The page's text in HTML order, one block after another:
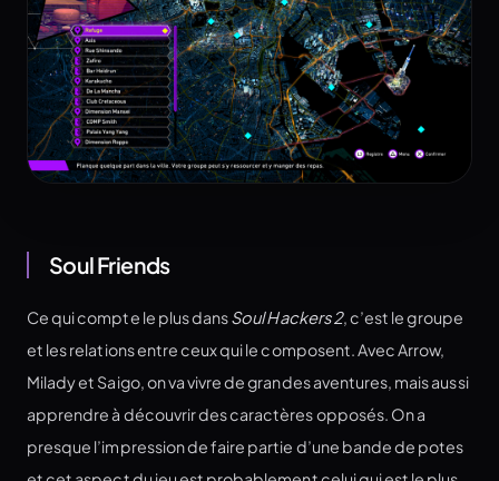
Soul Friends
Ce qui compte le plus dansSoul Hackers 2, c’est le groupe
et les relations entre ceux qui le composent. Avec Arrow,
Milady et Saigo, on va vivre de grandes aventures, mais aussi
apprendre à découvrir des caractères opposés. On a
presque l’impression de faire partie d’une bande de potes